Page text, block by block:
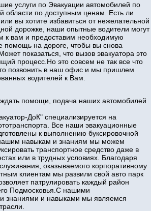
услуги по Эвакуации автомобилей по
области по доступным ценам. Есть ли
вы хотите избавиться от нежелательной
дорожке, наши опытные водители могут
к вам и предоставим необходимую
помощь на дороге, чтобы вы снова
показаться, что вызов эвакуатора это
процесс.Но это совсем не так все что
позвонить в наш офис и мы пришлем
водителей к Вам.
помощи, подача наших автомобилей
ДоК" специализируется на
Все наши эвакуационные
к выполнению буксировочной
навыкам и знаниям мы можем
транспортное средство даже в
или в трудных условиях. Благодаря
оказываемого корпоративному
клиентам мы развили свой авто парк
патрулировать каждый район
Подмосковья.С нашими
знаниями и навыками мы являемся